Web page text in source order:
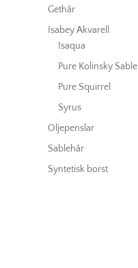
Gethår
Isabey Akvarell
Isaqua
Pure Kolinsky Sable
Pure Squirrel
Syrus
Oljepenslar
Sablehår
Syntetisk borst